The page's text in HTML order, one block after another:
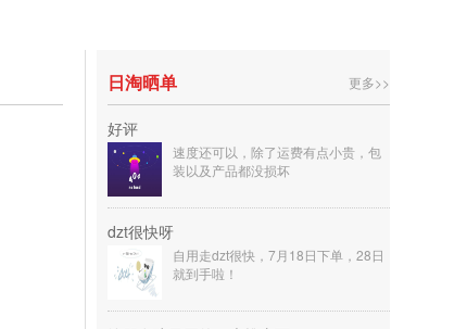
日淘晒单 更多>>
好评
速度还可以，除了运费有点小贵，包
装以及产品都没损坏
dzt很快呀
自用走dzt很快，7月18日下单，28日
就到手啦！